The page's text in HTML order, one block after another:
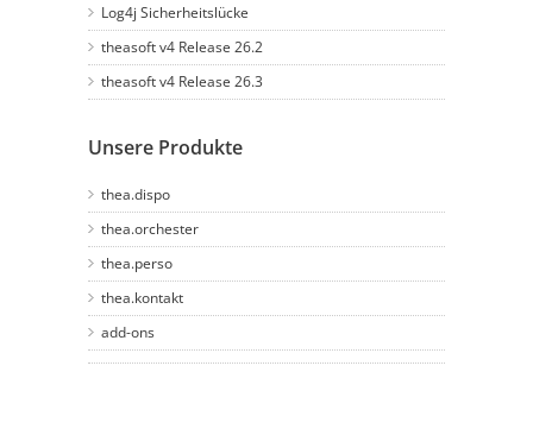
Log4j Sicherheitslücke
theasoft v4 Release 26.2
theasoft v4 Release 26.3
Unsere Produkte
thea.dispo
thea.orchester
thea.perso
thea.kontakt
add-ons